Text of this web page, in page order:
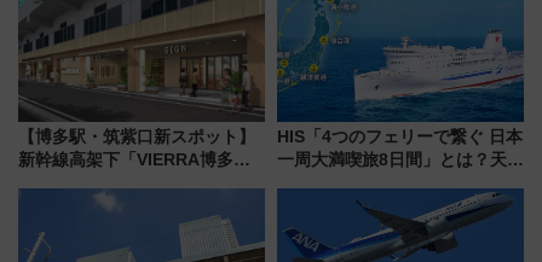
【博多駅・筑紫口新スポット】
新幹線高架下「VIERRA博多テ
など注目の全6店舗 「博多活憩
通り」も一新
HIS「4つのフェリーで繋ぐ 日本
一周大満喫旅8日間」とは？天橋
の絶景＆限定グルメを網羅！煩
雑な手続きも不要でお手軽に楽
しめるプランが登場